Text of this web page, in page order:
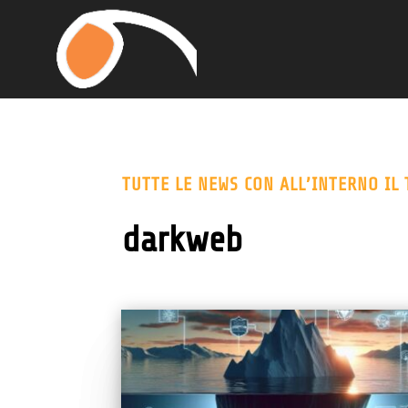
TUTTE LE NEWS CON ALL’INTERNO IL
darkweb